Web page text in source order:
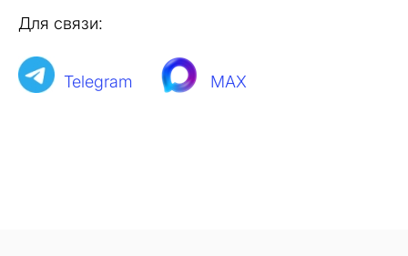
Для связи:
Telegram MAX